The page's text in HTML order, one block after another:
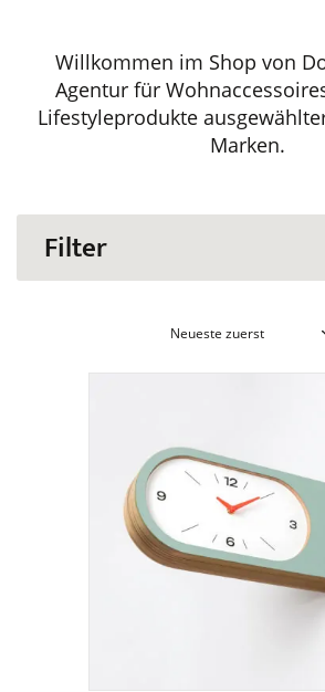
Willkommen im Shop von
Agentur für
Lifestyleprodukte
Marken.
Filter